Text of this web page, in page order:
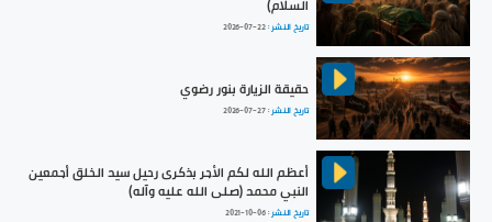
السلام)
تاريخ النشر :2026-07-22
حقيقة الزيارة بنور رضوي
تاريخ النشر :2026-07-27
أعظم الله لكم الأجر بذكرى رحيل سيد الخلق أجمعين
النبي محمد (صلى الله عليه وآله)
تاريخ النشر :2021-10-06